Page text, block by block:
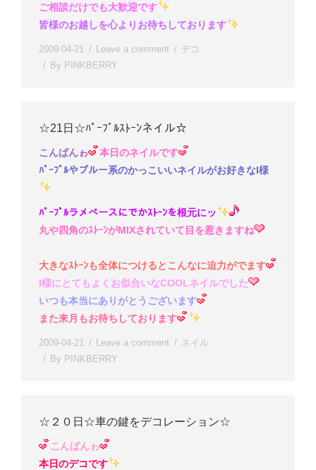
ご相談だけでも大歓迎です
皆様のお越しを心よりお待ちしております
2009-04-21 Leave a comment
デコ
By PINKBERRY
☆21日☆ﾊﾟｰﾌﾟﾙｽﾄｰﾝネイル☆
こんばんゎ
本日のネイルです
ﾊﾟｰﾌﾟﾙやブルー系のかっこいいネイルがお好きなI様
ﾊﾟｰﾌﾟﾙラメべースにでかｽﾄｰﾝを根元にッ
丸や四角のｽﾄｰﾝがMIXされていて目を惹きますね
大きなｽﾄｰﾝも全体につけるとこんなに迫力がでます
I様にとてもよくお似合いなCOOLネイルでした
いつも本当にありがとうございます
また来月もお待ちしております
2009-04-21 Leave a comment
ネイル
By PINKBERRY
☆２０日☆車の鍵をデコレーション☆
こんばんゎ
本日のデコです